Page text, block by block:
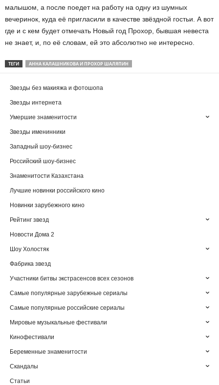
малышом, а после поедет на работу на одну из шумных
вечеринок, куда её пригласили в качестве звёздной гостьи. А вот
где и с кем будет отмечать Новый год Прохор, бывшая невеста
не знает, и, по её словам, ей это абсолютно не интересно.
ТЕГИ АННА КАЛАШНИКОВА И ПРОХОР ШАЛЯПИН
Звезды без макияжа и фотошопа
Звезды интернета
Умершие знаменитости
Звезды именинники
Западный шоу-бизнес
Российский шоу-бизнес
Знаменитости Казахстана
Лучшие новинки российского кино
Новинки зарубежного кино
Рейтинг звезд
Новости Дома 2
Шоу Холостяк
Фабрика звезд
Участники битвы экстрасенсов всех сезонов
Самые популярные зарубежные сериалы
Самые популярные российские сериалы
Мировые музыкальные фестивали
Кинофестивали
Беременные знаменитости
Скандалы
Статьи